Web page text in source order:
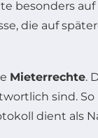
besonders
die auf
Mieterrechte.
sind.
dient als